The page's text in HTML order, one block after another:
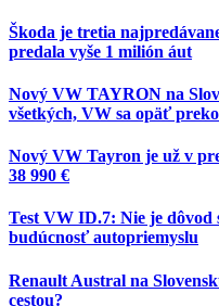
Škoda je tretia
predala vyše 1 milión áut
Nový VW TAYRON na
všetkých, VW sa opäť
Nový VW Tayron je už v
38 990 €
Test VW ID.7: Nie je dôvod
budúcnosť autopriemyslu
Renault Austral na
cestou?